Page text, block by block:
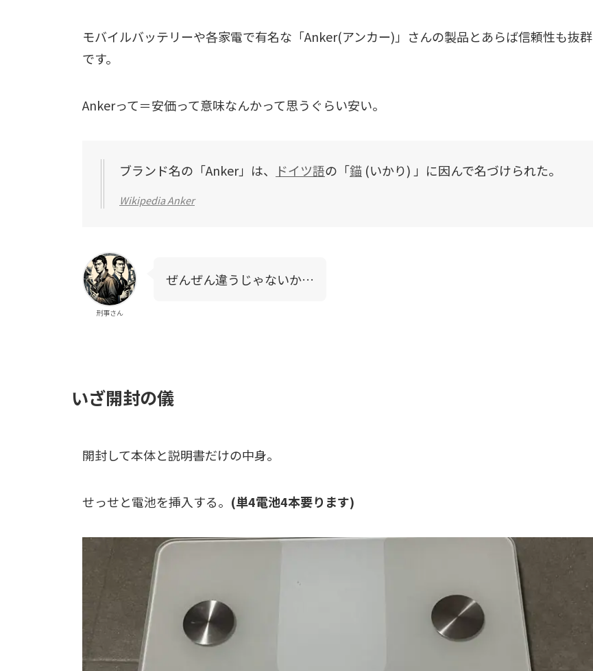
モバイルバッテリーや各家電で有名な「Anker(アンカー)」さんの製品とあらば信頼性も抜群
です。
Ankerって＝安価って意味なんかって思うぐらい安い。
ブランド名の「Anker」は、 ドイツ語の「錨 (いかり) 」に因んで名づけられた。
Wikipedia Anker
刑事さん
ぜんぜん違うじゃないか…
いざ開封の儀
開封して本体と説明書だけの中身。
せっせと電池を挿入する。 (単4電池4本要ります)